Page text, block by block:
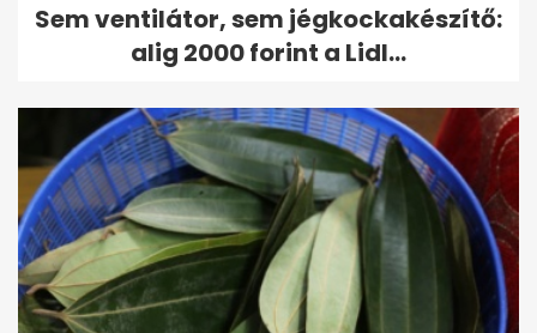
Sem ventilátor, sem jégkockakészítő:
alig 2000 forint a Lidl...